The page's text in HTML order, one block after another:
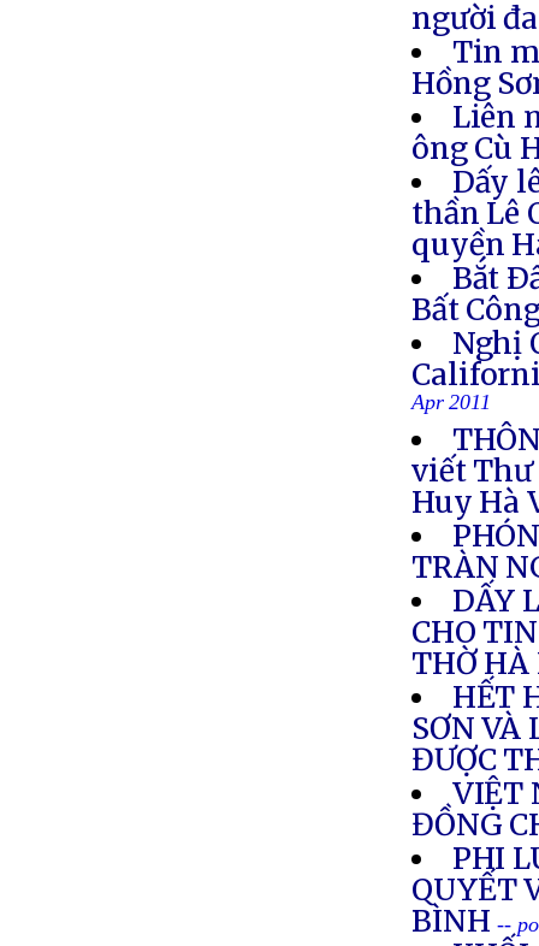
người
Tin
Hồng
Liên
ông Cù
Dấy
thần Lê
quyền
Bắt
Bất
Nghị
Apr 2011
viết Thư
Huy Hà
TRÀN
DẤY
CHO
THỜ HÀ
HẾT
SƠN VÀ
ĐƯỢC
VIỆT
ĐỒNG
PHI
QUYẾT
BÌNH --